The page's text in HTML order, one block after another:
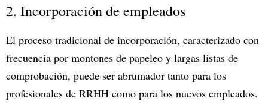
2. Incorporación de empleados
El proceso tradicional de incorporación, caracterizado con
frecuencia por montones de papeleo y largas listas de
comprobación, puede ser abrumador tanto para los
profesionales de RRHH como para los nuevos empleados.